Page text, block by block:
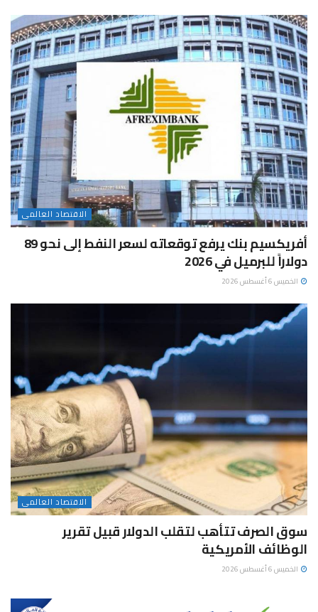
الاقتصاد العالمى
أفريكسيم بنك يرفع توقعاته لسعر النفط إلى نحو 89
دولاراً للبرميل في 2026
الخميس 6 أغسطس 2026
الاقتصاد العالمى
سوق الصرف تتأهب لتقلب الدولار قبيل تقرير
الوظائف الأمريكية
الخميس 6 أغسطس 2026